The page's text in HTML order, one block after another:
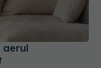
aerul